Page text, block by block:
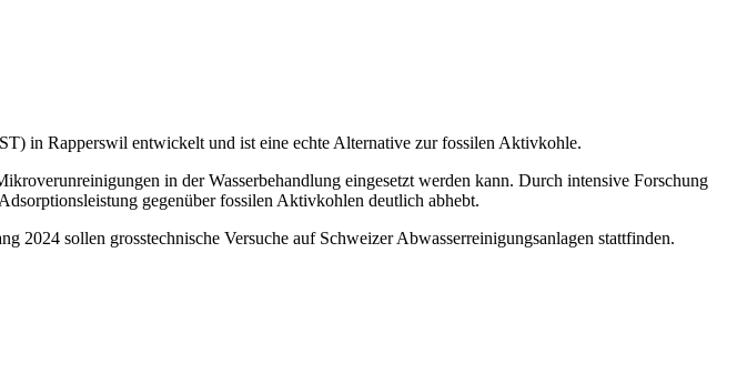
in Rapperswil entwickelt und ist eine echte Alternative zur fossilen Aktivkohle.
in der Wasserbehandlung eingesetzt werden kann. Durch intensive Forschung
gegenüber fossilen Aktivkohlen deutlich abhebt.
sollen grosstechnische Versuche auf Schweizer Abwasserreinigungsanlagen stattfinden.